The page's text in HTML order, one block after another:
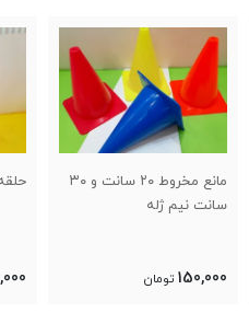
حلقه بسکتبال فنردار
1,600,000